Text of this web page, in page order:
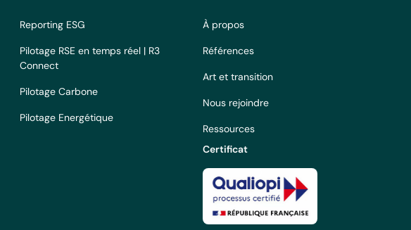
Reporting ESG
Pilotage RSE en temps réel | R3
Connect
Pilotage Carbone
Pilotage Energétique
À propos
Références
Art et transition
Nous rejoindre
Ressources
Certificat